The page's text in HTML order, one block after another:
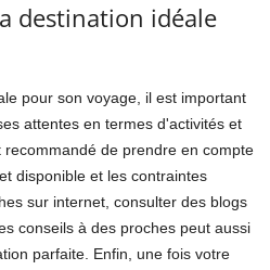
destination idéale
pour son voyage, il est important
attentes en termes d'activités et
de prendre en compte
disponible et les contraintes
sur internet, consulter des blogs
conseils à des proches peut aussi
parfaite. Enfin, une fois votre